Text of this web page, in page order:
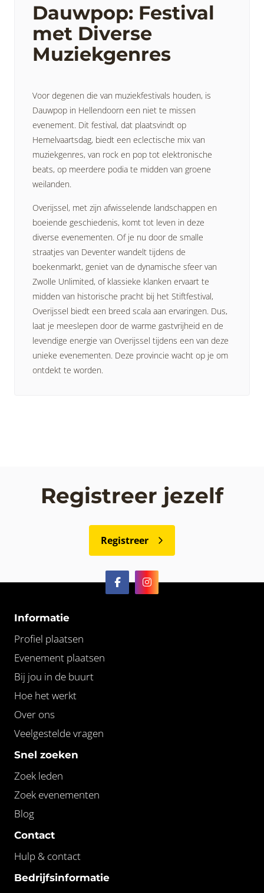
Dauwpop: Festival
met Diverse
Muziekgenres
Voor degenen die van muziekfestivals houden, is
Dauwpop in Hellendoorn een niet te missen
evenement. Dit festival, dat plaatsvindt op
Hemelvaartsdag, biedt een eclectische mix van
muziekgenres, van rock en pop tot elektronische
beats, op meerdere podia te midden van groene
weilanden.
Overijssel, met zijn afwisselende landschappen en
boeiende geschiedenis, komt tot leven in deze
diverse evenementen. Of je nu door de smalle
straatjes van Deventer wandelt tijdens de
boekenmarkt, geniet van de dynamische sfeer van
Zwolle Unlimited, of klassieke klanken ervaart te
midden van historische pracht bij het Stiftfestival,
Overijssel biedt een breed scala aan ervaringen. Dus,
laat je meeslepen door de warme gastvrijheid en de
levendige energie van Overijssel tijdens een van deze
unieke evenementen. Deze provincie wacht op je om
ontdekt te worden.
Registreer jezelf
Registreer
Informatie
Profiel plaatsen
Evenement plaatsen
Bij jou in de buurt
Hoe het werkt
Over ons
Veelgestelde vragen
Snel zoeken
Zoek leden
Zoek evenementen
Blog
Contact
Hulp & contact
Bedrijfsinformatie